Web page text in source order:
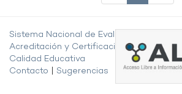
Sistema Nacional de Evaluación,
Acreditación y Certificación de la
Calidad Educativa
Contacto
Sugerencias